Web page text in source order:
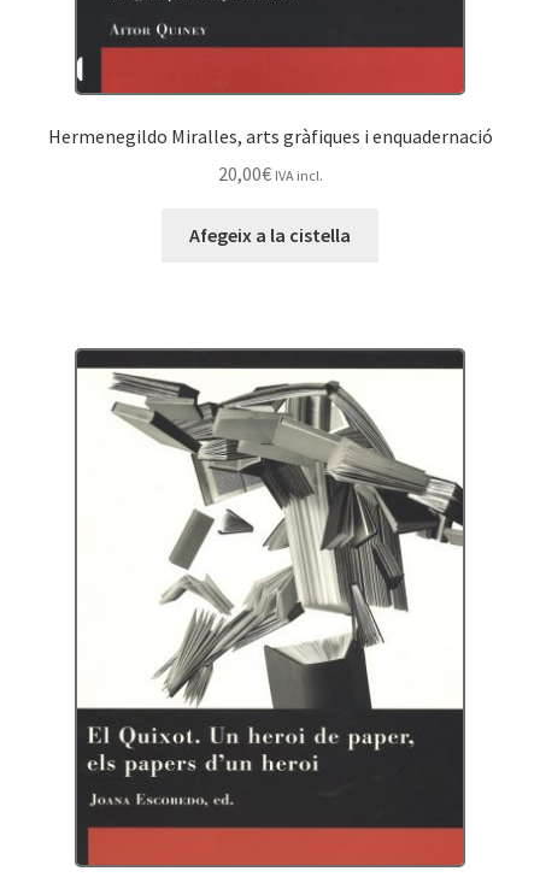
Hermenegildo Miralles, arts gràfiques i enquadernació
20,00€ IVA incl.
Afegeix a la cistella